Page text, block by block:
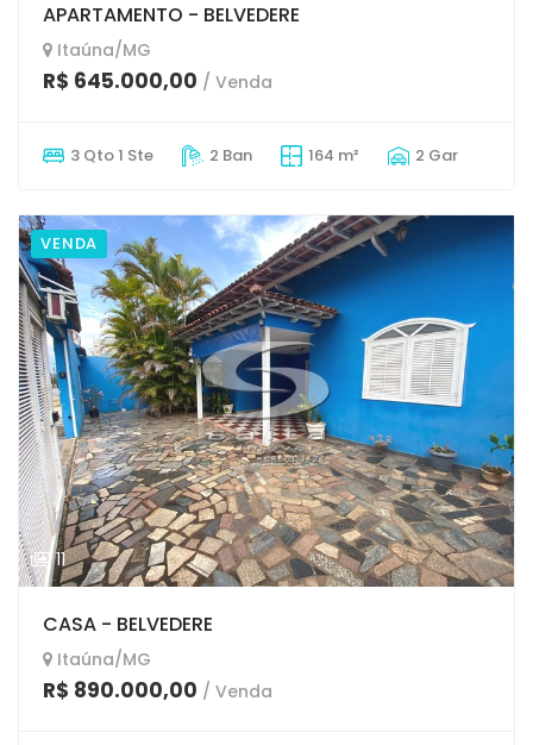
APARTAMENTO - BELVEDERE
Itaúna/MG
R$ 645.000,00 / Venda
3 Qto 1 Ste 2 Ban 164 m² 2 Gar
VENDA
11
CASA - BELVEDERE
Itaúna/MG
R$ 890.000,00 / Venda